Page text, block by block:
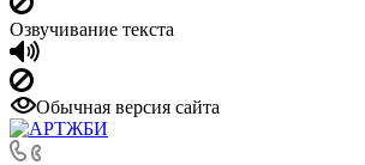
Озвучивание текста
Обычная версия сайта